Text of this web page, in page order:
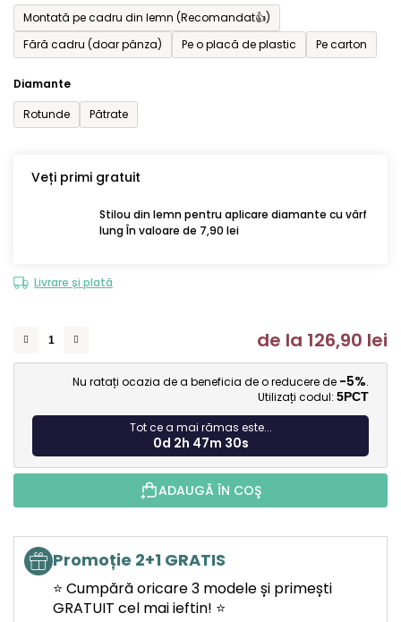
Montată pe cadru din lemn (Recomandat👍)
Fără cadru (doar pânza)
Pe o placă de plastic Pe carton
Diamante
Rotunde
Pătrate
Veți primi gratuit
Stilou din lemn pentru aplicare diamante cu vârf
lung În valoare de 7,90 lei
Livrare și plată
de la 126,90 lei
Nu ratați ocazia de a beneficia de o reducere de -5%.
Utilizați codul: 5PCT
Tot ce a mai rămas este...
0d 2h 47m 29s
ADAUGĂ ÎN COŞ
Promoție 2+1 GRATIS
⭐ Cumpără oricare 3 modele și primești
GRATUIT cel mai ieftin! ⭐